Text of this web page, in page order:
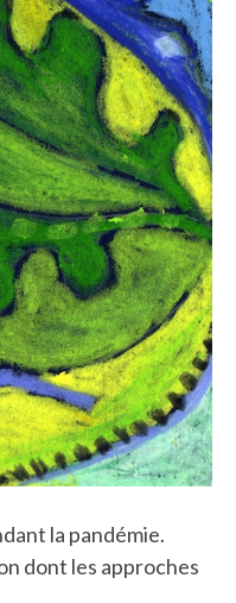
la pandémie.
dont les approches